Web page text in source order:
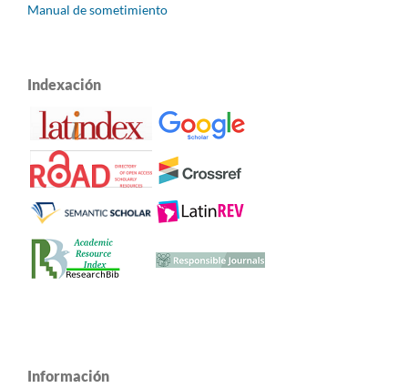
Manual de sometimiento
Indexación
Información